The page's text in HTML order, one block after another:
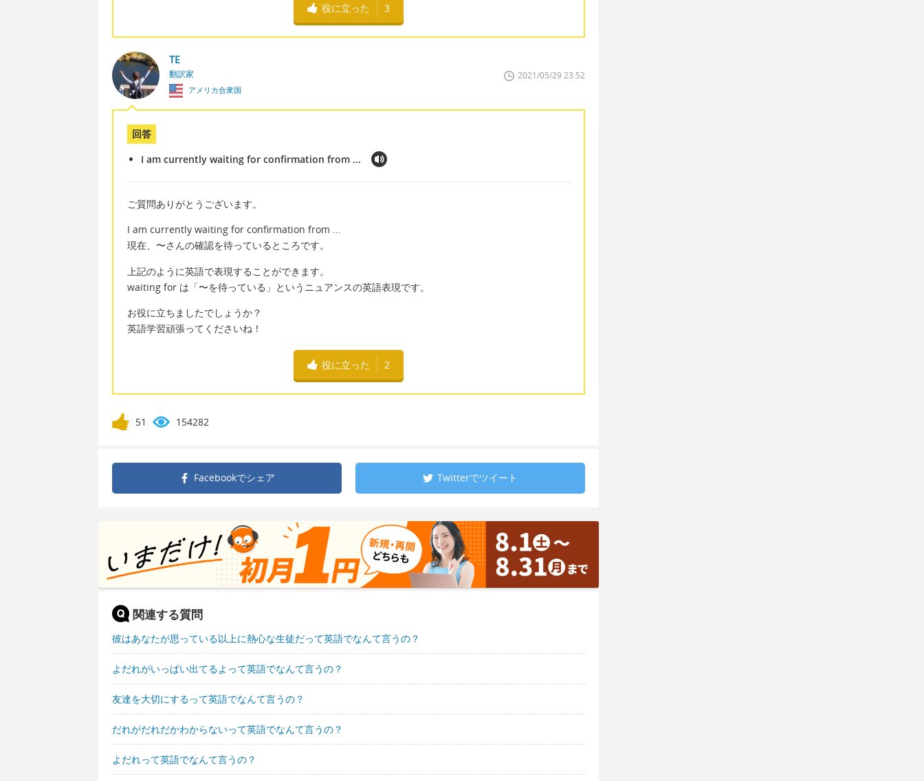
役に立った 3
TE
翻訳家
アメリカ合衆国
2021/05/29 23:52
回答
I am currently waiting for confirmation from ...
ご質問ありがとうございます。
I am currently waiting for confirmation from ...
現在、〜さんの確認を待っているところです。
上記のように英語で表現することができます。
waiting for は「〜を待っている」というニュアンスの英語表現です。
お役に立ちましたでしょうか？
英語学習頑張ってくださいね！
役に立った 2
51 154282
Facebookでシェア Twitterでツイート
関連する質問
彼はあなたが思っている以上に熱心な生徒だって英語でなんて言うの？
よだれがいっぱい出てるよって英語でなんて言うの？
友達を大切にするって英語でなんて言うの？
だれがだれだかわからないって英語でなんて言うの？
よだれって英語でなんて言うの？